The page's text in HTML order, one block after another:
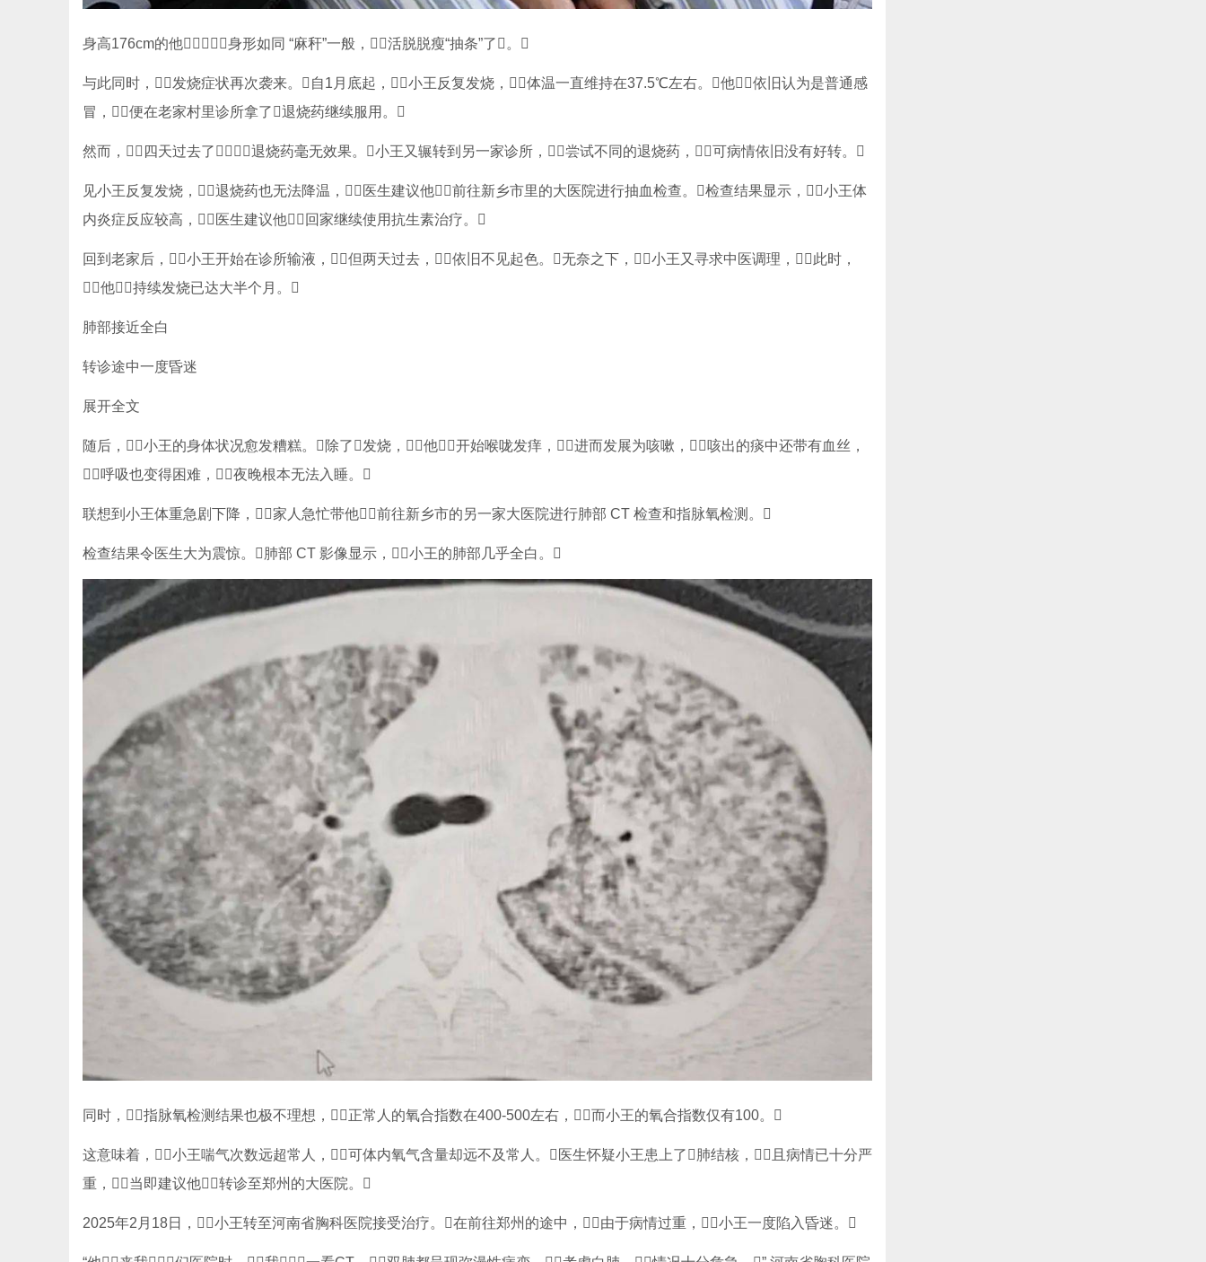
身高176cm的他，身形如同 “麻秆”一般，活脱脱瘦“抽条”了。
与此同时，发烧症状再次袭来。自1月底起，小王反复发烧，体温一直维持在37.5℃左右。他依旧认为是普通感
冒，便在老家村里诊所拿了退烧药继续服用。
然而，四天过去了，退烧药毫无效果。小王又辗转到另一家诊所，尝试不同的退烧药，可病情依旧没有好转。
见小王反复发烧，退烧药也无法降温，医生建议他前往新乡市里的大医院进行抽血检查。检查结果显示，小王体
内炎症反应较高，医生建议他回家继续使用抗生素治疗。
回到老家后，小王开始在诊所输液，但两天过去，依旧不见起色。无奈之下，小王又寻求中医调理，此时，
他持续发烧已达大半个月。
肺部接近全白
转诊途中一度昏迷
展开全文
随后，小王的身体状况愈发糟糕。除了发烧，他开始喉咙发痒，进而发展为咳嗽，咳出的痰中还带有血丝，
呼吸也变得困难，夜晚根本无法入睡。
联想到小王体重急剧下降，家人急忙带他前往新乡市的另一家大医院进行肺部 CT 检查和指脉氧检测。
检查结果令医生大为震惊。肺部 CT 影像显示，小王的肺部几乎全白。
同时，指脉氧检测结果也极不理想，正常人的氧合指数在400-500左右，而小王的氧合指数仅有100。
这意味着，小王喘气次数远超常人，可体内氧气含量却远不及常人。医生怀疑小王患上了肺结核，且病情已十分严
重，当即建议他转诊至郑州的大医院。
2025年2月18日，小王转至河南省胸科医院接受治疗。在前往郑州的途中，由于病情过重，小王一度陷入昏迷。